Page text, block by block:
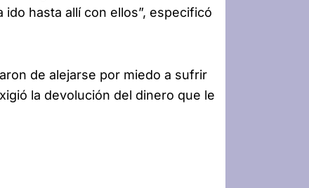
hasta allí con ellos”, especificó
de alejarse por miedo a sufrir
la devolución del dinero que le